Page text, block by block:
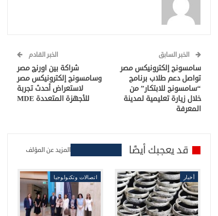
الخبر السابق
سامسونج إلكترونيكس مصر
تواصل دعم طلاب برنامج
“سامسونج للابتكار” من
خلال زيارة تعليمية لمدينة
المعرفة
الخبر القادم
شراكة بين اورنچ مصر
وسامسونج إلكترونيكس مصر
لاستعراض أحدث تجربة
للأجهزة المتعددة MDE
قد يعجبك أيضًا المزيد عن المؤلف
أخبار اتصالات وتكنولوجيا